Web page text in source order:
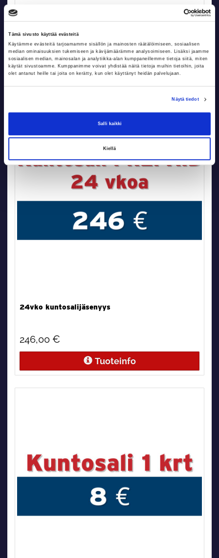
Tämä sivusto käyttää evästeitä
Käytämme evästeitä tarjoamamme sisällön ja mainosten räätälöimiseen, sosiaalisen
median ominaisuuksien tukemiseen ja kävijämäärämme analysoimiseen. Lisäksi jaamme
sosiaalisen median, mainosalan ja analytiikka-alan kumppaneillemme tietoja siitä, miten
käytät sivustoamme. Kumppanimme voivat yhdistää näitä tietoja muihin tietoihin, joita
olet antanut heille tai joita on kerätty, kun olet käyttänyt heidän palvelujaan.
Näytä tiedot
Salli kaikki
Kiellä
12vko kuntosalijäsenyys
135,00 €
Tuoteinfo
24vko kuntosalijäsenyys
246,00 €
Tuoteinfo